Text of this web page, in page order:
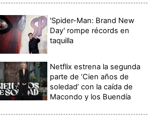
'Spider-Man: Brand New
Day' rompe récords en
taquilla
Netflix estrena la segunda
parte de ‘Cien años de
soledad’ con la caída de
Macondo y los Buendía